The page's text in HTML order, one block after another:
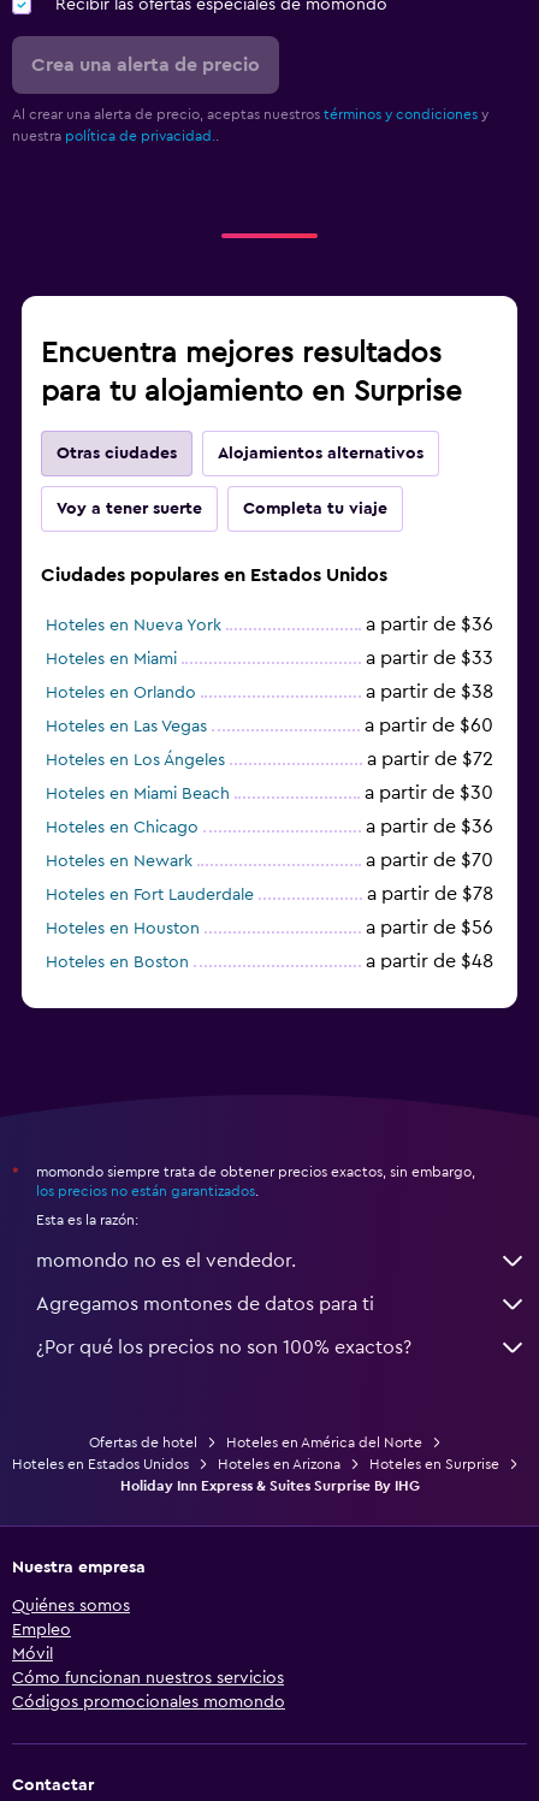
Recibir las ofertas especiales de momondo
Crea una alerta de precio
Al crear una alerta de precio, aceptas nuestros términos y condiciones y
nuestra política de privacidad.
Encuentra mejores resultados
para tu alojamiento en Surprise
Otras ciudades Alojamientos alternativos
Voy a tener suerte Completa tu viaje
Ciudades populares en Estados Unidos
Hoteles en Nueva York a partir de $36
Hoteles en Miami a partir de $33
Hoteles en Orlando a partir de $38
Hoteles en Las Vegas a partir de $60
Hoteles en Los Ángeles a partir de $72
Hoteles en Miami Beach a partir de $30
Hoteles en Chicago a partir de $36
Hoteles en Newark a partir de $70
Hoteles en Fort Lauderdale a partir de $78
Hoteles en Houston a partir de $56
Hoteles en Boston a partir de $48
*
momondo siempre trata de obtener precios exactos, sin embargo,
los precios no están garantizados
Esta es la razón:
momondo no es el vendedor.
Agregamos montones de datos para ti
¿Por qué los precios no son 100% exactos?
Ofertas de hotel
Hoteles en América del Norte
Hoteles en Estados Unidos
Hoteles en Arizona
Hoteles en Surprise
Holiday Inn Express & Suites Surprise By IHG
Nuestra empresa
Quiénes somos
Empleo
Móvil
Cómo funcionan nuestros servicios
Códigos promocionales momondo
Contactar